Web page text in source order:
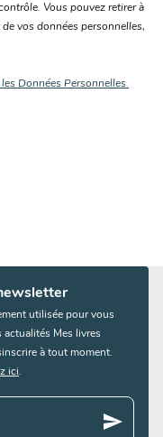
Vous pouvez retirer à
vos données personnelles,
Données Personnelles
utilisée pour vous
actualités Mes livres
à tout moment.
ici.
send